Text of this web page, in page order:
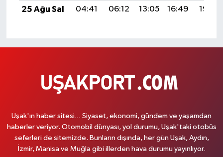
25 Ağu Sal
04:41 06:12 13:05 16:49 19:48
Uşak'ın haber sitesi... Siyaset, ekonomi, gündem ve yaşamdan
haberler veriyor. Otomobil dünyası, yol durumu, Uşak'taki otobüs
seferleri de sitemizde. Bunların dışında, her gün Uşak, Aydın,
İzmir, Manisa ve Muğla gibi illerden hava durumu yayınlıyor.